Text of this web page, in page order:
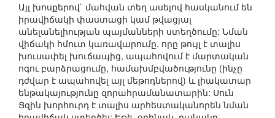
Այլ խոսքերով` մահվան տեղ ասելով հասկանում են
իրավիճակի փաստացի կամ թվացյալ
անելանելիության պայմանների ստեղծումը: Նման
վիճակի հմուտ կառավարումը, որը թույլ է տալիս
խուսափել խուճապից, ապահովում է մարտական
ոգու բարձրացումը, համախմբվածությունը (ինչը
դժվար է ապահովել այլ մեթոդներով) և լիակատար
ենթակայությունը զորահրամանատարին: Սուն
Ցզին խորհուրդ է տալիս արհեստականորեն նման